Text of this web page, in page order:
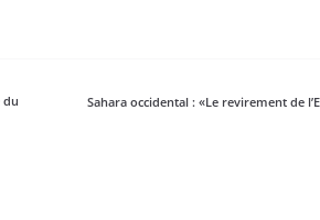
du
Sahara occidental : «Le revirement de